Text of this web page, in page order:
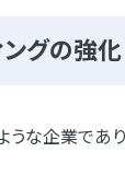
ングの強化
うな企業であ